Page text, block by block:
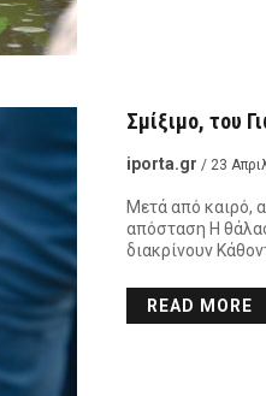
Σμίξιμο, του
iporta.gr / 23
Μετά από καιρό,
απόσταση Η
διακρίνουν
READ MORE